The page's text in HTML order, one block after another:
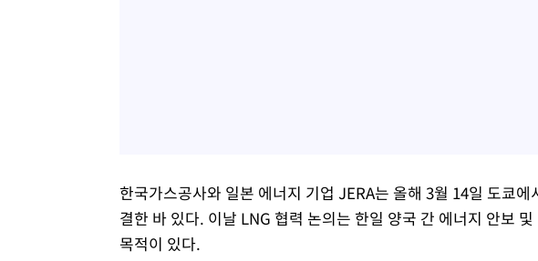
한국가스공사와 일본 에너지 기업 JERA는 올해 3월 14일 도쿄
결한 바 있다. 이날 LNG 협력 논의는 한일 양국 간 에너지 안보
목적이 있다.